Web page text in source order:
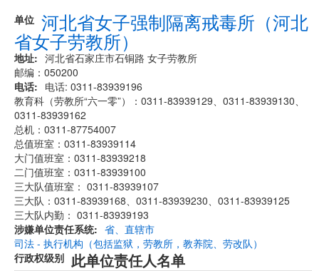
单位 河北省女子强制隔离戒毒所（河北
省女子劳教所）
地址
河北省石家庄市石铜路 女子劳教所
邮编：050200
电话
电话: 0311-83939196
教育科（劳教所“六一零”）：0311-83939129、0311-83939130、
0311-83939162
总机：0311-87754007
总值班室：0311-83939114
大门值班室：0311-83939218
二门值班室：0311-83939100
三大队值班室： 0311-83939107
三大队：0311-83939168、0311-83939230、0311-83939125
三大队内勤： 0311-83939193
涉嫌单位责任系统
司法 - 执行机构（包括监狱，劳教所，教养院、劳改队）
行政权级别
省、直辖市
此单位责任人名单